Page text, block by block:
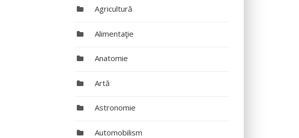
Agricultură
Alimentaţie
Anatomie
Artă
Astronomie
Automobilism